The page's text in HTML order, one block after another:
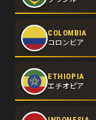
COLOMBIA
コロンビア
ETHIOPIA
エチオピア